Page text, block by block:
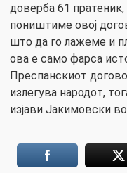
доверба 61
поништиме овој
што да го лажеме и
ова е само фарса
Преспанскиот
излегува народот,
изјави Јакимовски